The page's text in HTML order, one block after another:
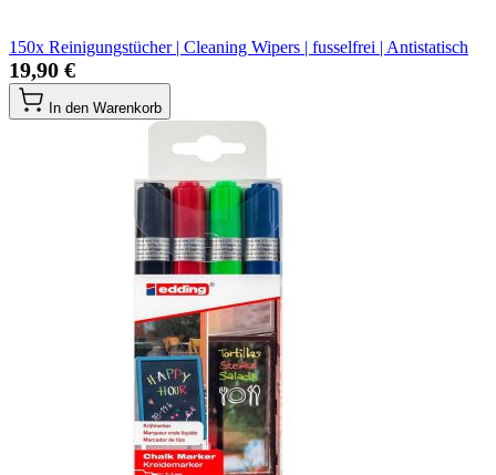
150x Reinigungstücher | Cleaning Wipers | fusselfrei | Antistatisch
19,90 €
In den Warenkorb